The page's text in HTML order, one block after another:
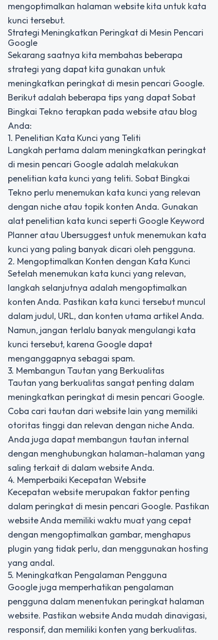
mengoptimalkan halaman website kita untuk kata
kunci tersebut.
Strategi Meningkatkan Peringkat di Mesin Pencari
Google
Sekarang saatnya kita membahas beberapa
strategi yang dapat kita gunakan untuk
meningkatkan peringkat di mesin pencari Google.
Berikut adalah beberapa tips yang dapat Sobat
Bingkai Tekno terapkan pada website atau blog
Anda:
1. Penelitian Kata Kunci yang Teliti
Langkah pertama dalam meningkatkan peringkat
di mesin pencari Google adalah melakukan
penelitian kata kunci yang teliti. Sobat Bingkai
Tekno perlu menemukan kata kunci yang relevan
dengan niche atau topik konten Anda. Gunakan
alat penelitian kata kunci seperti Google Keyword
Planner atau Ubersuggest untuk menemukan kata
kunci yang paling banyak dicari oleh pengguna.
2. Mengoptimalkan Konten dengan Kata Kunci
Setelah menemukan kata kunci yang relevan,
langkah selanjutnya adalah mengoptimalkan
konten Anda. Pastikan kata kunci tersebut muncul
dalam judul, URL, dan konten utama artikel Anda.
Namun, jangan terlalu banyak mengulangi kata
kunci tersebut, karena Google dapat
menganggapnya sebagai spam.
3. Membangun Tautan yang Berkualitas
Tautan yang berkualitas sangat penting dalam
meningkatkan peringkat di mesin pencari Google.
Coba cari tautan dari website lain yang memiliki
otoritas tinggi dan relevan dengan niche Anda.
Anda juga dapat membangun tautan internal
dengan menghubungkan halaman-halaman yang
saling terkait di dalam website Anda.
4. Memperbaiki Kecepatan Website
Kecepatan website merupakan faktor penting
dalam peringkat di mesin pencari Google. Pastikan
website Anda memiliki waktu muat yang cepat
dengan mengoptimalkan gambar, menghapus
plugin yang tidak perlu, dan menggunakan hosting
yang andal.
5. Meningkatkan Pengalaman Pengguna
Google juga memperhatikan pengalaman
pengguna dalam menentukan peringkat halaman
website. Pastikan website Anda mudah dinavigasi,
responsif, dan memiliki konten yang berkualitas.